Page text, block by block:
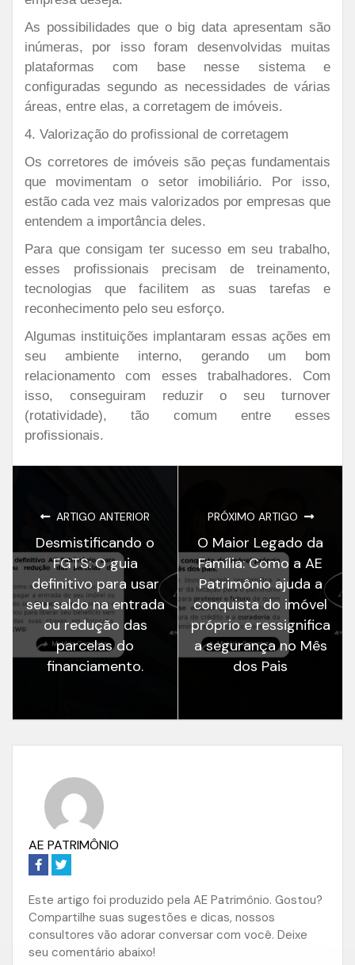
As possibilidades que o big data apresentam são
inúmeras, por isso foram desenvolvidas muitas
plataformas com base nesse sistema e
configuradas segundo as necessidades de várias
áreas, entre elas, a corretagem de imóveis.
4. Valorização do profissional de corretagem
Os corretores de imóveis são peças fundamentais
que movimentam o setor imobiliário. Por isso,
estão cada vez mais valorizados por empresas que
entendem a importância deles.
Para que consigam ter sucesso em seu trabalho,
esses profissionais precisam de treinamento,
tecnologias que facilitem as suas tarefas e
reconhecimento pelo seu esforço.
Algumas instituições implantaram essas ações em
seu ambiente interno, gerando um bom
relacionamento com esses trabalhadores. Com
isso, conseguiram reduzir o seu turnover
(rotatividade), tão comum entre esses
profissionais.
ARTIGO ANTERIOR
Desmistificando o
FGTS: O guia
definitivo para usar
seu saldo na entrada
ou redução das
parcelas do
financiamento.
PRÓXIMO ARTIGO
O Maior Legado da
Família: Como a AE
Patrimônio ajuda a
conquista do imóvel
próprio e ressignifica
a segurança no Mês
dos Pais
AE PATRIMÔNIO
Este artigo foi produzido pela AE Patrimônio. Gostou?
Compartilhe suas sugestões e dicas, nossos
consultores vão adorar conversar com você. Deixe
seu comentário abaixo!